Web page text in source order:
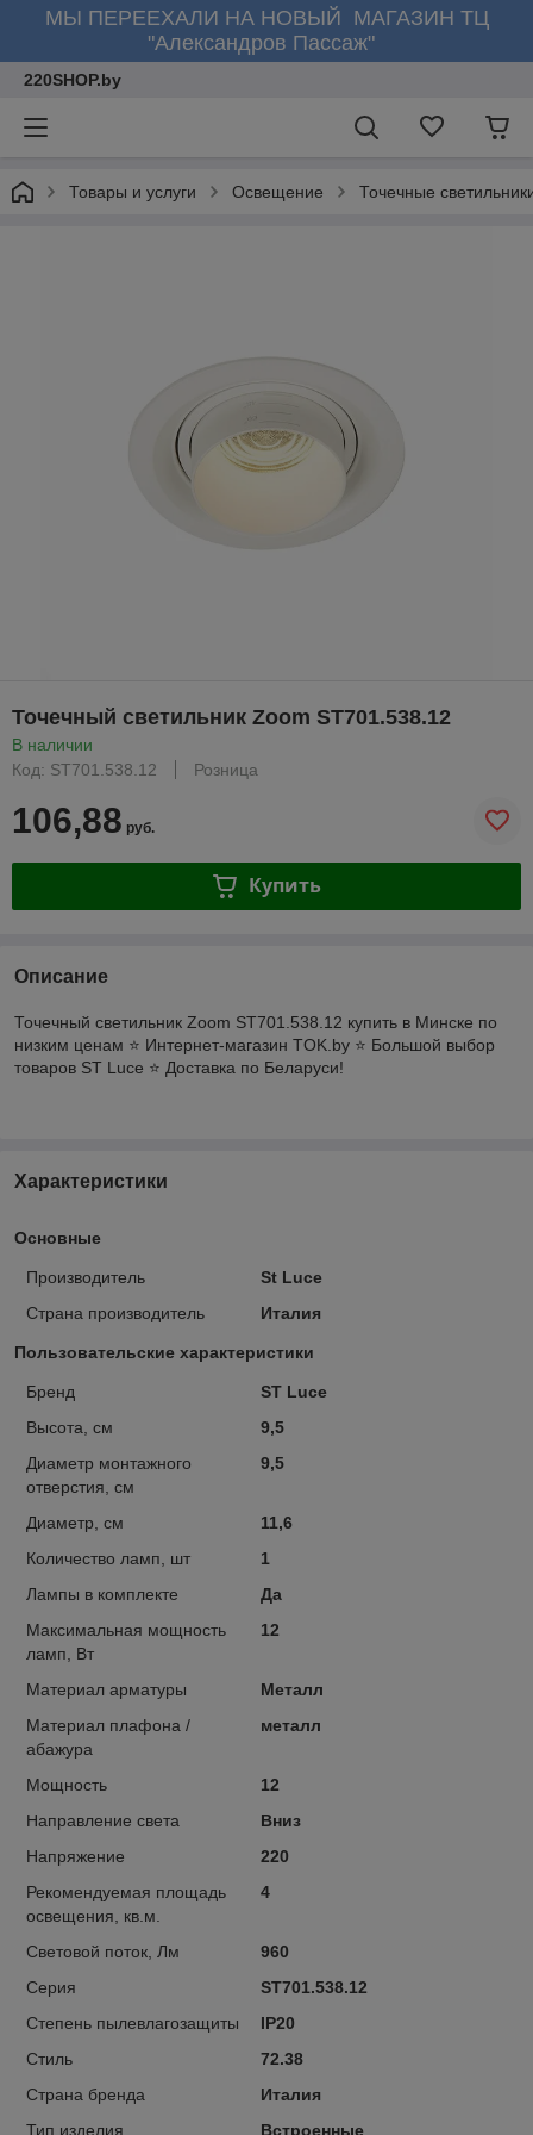
МЫ ПЕРЕЕХАЛИ НА НОВЫЙ МАГАЗИН ТЦ
"Александров Пассаж"
220SHOP.by
Товары и услуги Освещение Точечные
Точечный светильник Zoom ST701.538.12
В наличии
Код: ST701.538.12
Розница
106,88 руб.
Купить
Описание
Точечный светильник Zoom ST701.538.12 купить в Минске по
низким ценам ⭐️ Интернет-магазин TOK.by ⭐️ Большой выбор
товаров ST Luce ⭐️ Доставка по Беларуси!
Характеристики
Основные
Производитель
St Luce
Страна производитель
Италия
Пользовательские характеристики
Бренд
ST Luce
Высота, см
9,5
Диаметр монтажного
отверстия, см
9,5
Диаметр, см
11,6
Количество ламп, шт
1
Лампы в комплекте
Да
Максимальная мощность
ламп, Вт
12
Материал арматуры
Металл
Материал плафона /
абажура
металл
Мощность
12
Направление света
Вниз
Напряжение
220
Рекомендуемая площадь
освещения, кв.м.
4
Световой поток, Лм
960
Серия
ST701.538.12
Степень пылевлагозащиты
IP20
Стиль
72.38
Страна бренда
Италия
Тип изделия
Встроенные